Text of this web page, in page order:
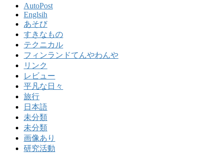
AutoPost
Englsih
あそび
すきなもの
テクニカル
フィンランドてんやわんや
リンク
レビュー
平凡な日々
旅行
日本語
未分類
未分類
画像あり
研究活動